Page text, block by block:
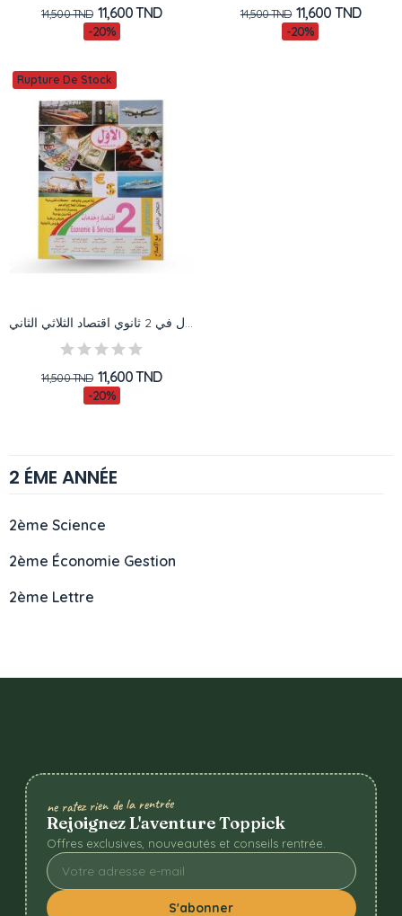
2 ÉME ANNÉE
2ème Science
2ème Économie Gestion
2ème Lettre
14,500 TND 11,600 TND
-20%
14,500 TND 11,600 TND
-20%
Rupture De Stock
14,500 TND 11,600 TND
-20%
ne ratez rien de la rentrée
Rejoignez L'aventure Toppick
Offres exclusives, nouveautés et conseils rentrée.
S'abonner